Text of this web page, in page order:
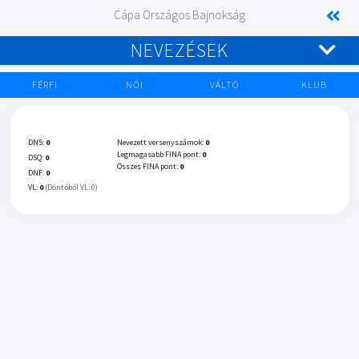
Cápa Országos Bajnokság
NEVEZÉSEK
FÉRFI NŐI VÁLTÓ KLUB
DNS: 0
DSQ: 0
DNF: 0
VL: 0 (Döntőből VL: 0)
Nevezett versenyszámok: 0
Legmagasabb FINA pont: 0
Összes FINA pont: 0